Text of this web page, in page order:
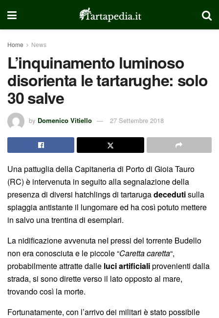
Home News
L’inquinamento luminoso
disorienta le tartarughe: solo
30 salve
by Domenico Vitiello 27 Settembre 2018
Una pattuglia della Capitaneria di Porto di Gioia Tauro
(RC) è intervenuta in seguito alla segnalazione della
presenza di diversi hatchlings di tartarugadecedutisulla
spiaggia antistante il lungomare ed ha così potuto mettere
in salvo una trentina di esemplari.
La nidificazione avvenuta neI pressi del torrente Budello
non era conosciuta e le piccole “Caretta caretta“,
probabilmente attratte dalle luci artificialiprovenienti dalla
strada, si sono dirette verso il lato opposto al mare,
trovando così la morte.
Fortunatamente, con l’arrivo dei militari è stato possibile